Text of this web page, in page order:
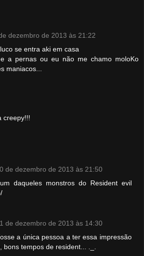
dezembro de 2013 às 21:22
se entra aki em casa
a pernas ou eu não me chamo moloKo
maniacos...
creepy!!!
de dezembro de 2013 às 21:50
daqueles monstros do Resident evil
de dezembro de 2013 às 14:30
a única pessoa a ter essa impressão
bons tempos de resident... ._.